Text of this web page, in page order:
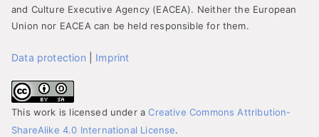
and Culture Executive Agency (EACEA). Neither the European
Union nor EACEA can be held responsible for them.
Data protection Imprint
This work is licensed under aCreative Commons Attribution-
ShareAlike 4.0 International License.